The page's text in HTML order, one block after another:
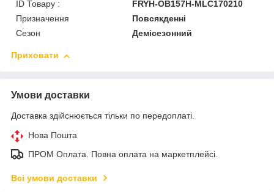
ID Товару :
FRYH-OB157H-MLC170210
Призначення
Повсякденні
Сезон
Демісезонний
Приховати
Умови доставки
Доставка здійснюється тільки по передоплаті.
Нова Пошта
ПРОМ Оплата. Повна оплата на маркетплейсі.
Всі умови доставки